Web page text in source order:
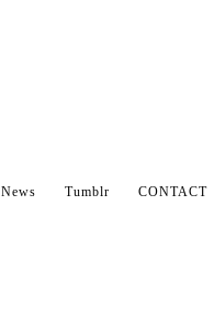
News Tumblr CONTACT